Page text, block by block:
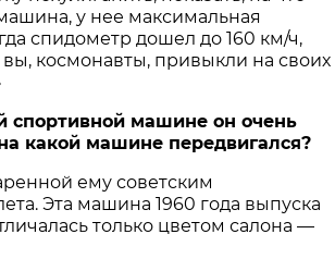
у нее максимальная
спидометр дошел до 160 км/ч,
вы, космонавты, привыкли на своих
спортивной машине он очень
какой машине передвигался?
ему советским
Эта машина 1960 года выпуска
только цветом салона —